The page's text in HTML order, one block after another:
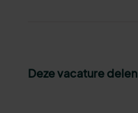
Deze vacature delen